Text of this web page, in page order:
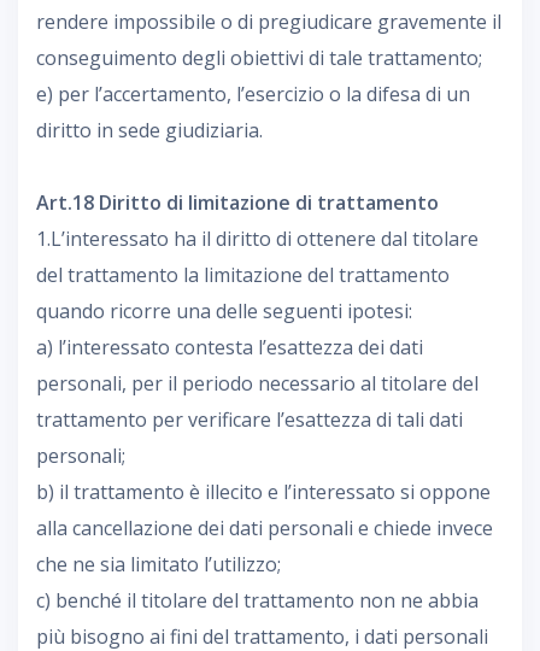
rendere impossibile o di pregiudicare gravemente il
conseguimento degli obiettivi di tale trattamento;
e) per l’accertamento, l’esercizio o la difesa di un
diritto in sede giudiziaria.
Art.18 Diritto di limitazione di trattamento
1.L’interessato ha il diritto di ottenere dal titolare
del trattamento la limitazione del trattamento
quando ricorre una delle seguenti ipotesi:
a) l’interessato contesta l’esattezza dei dati
personali, per il periodo necessario al titolare del
trattamento per verificare l’esattezza di tali dati
personali;
b) il trattamento è illecito e l’interessato si oppone
alla cancellazione dei dati personali e chiede invece
che ne sia limitato l’utilizzo;
c) benché il titolare del trattamento non ne abbia
più bisogno ai fini del trattamento, i dati personali